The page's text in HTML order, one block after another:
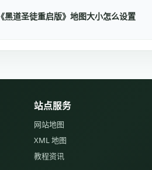
《黑道圣徒重启版》地图大小怎么设置
站点服务
网站地图
XML 地图
教程资讯